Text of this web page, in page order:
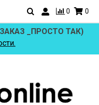
0 0
_ПРОСТО ТАК)